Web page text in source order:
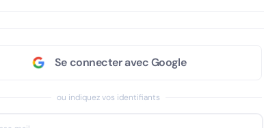
Se connecter avec Google
ou indiquez vos identifiants